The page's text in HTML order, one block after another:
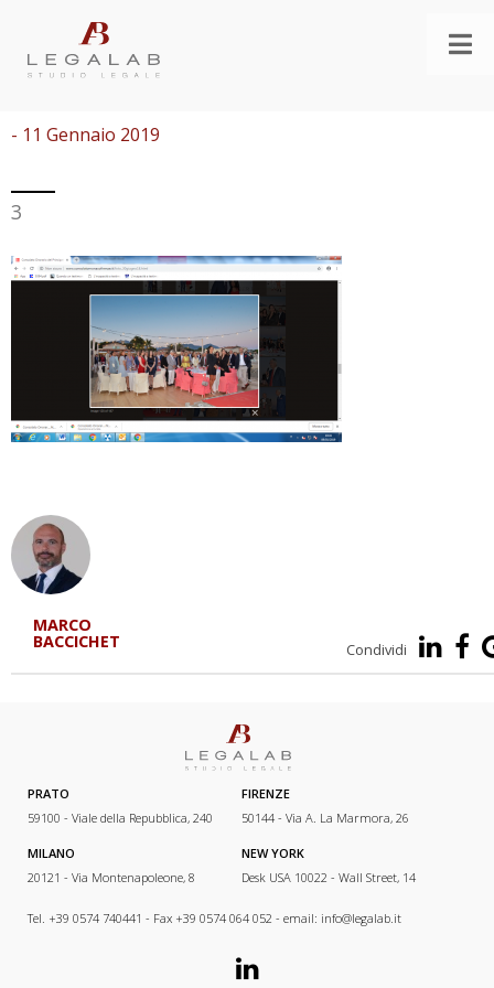
- 11 Gennaio 2019
3
MARCO
BACCICHET Condividi
PRATO
59100 - Viale della Repubblica, 240
FIRENZE
50144 - Via A. La Marmora, 26
MILANO
20121 - Via Montenapoleone, 8
NEW YORK
Desk USA 10022 - Wall Street, 14
Tel. +39 0574 740441 - Fax +39 0574 064 052 - email: info@legalab.it